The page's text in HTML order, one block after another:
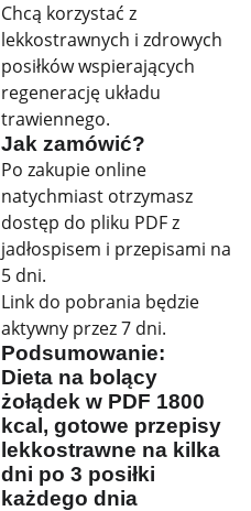
Chcą korzystać z
lekkostrawnych i zdrowych
posiłków wspierających
regenerację układu
trawiennego.
Jak zamówić?
Po zakupie online
natychmiast otrzymasz
dostęp do pliku PDF z
jadłospisem i przepisami na
5 dni.
Link do pobrania będzie
aktywny przez 7 dni.
Podsumowanie:
Dieta na bolący
żołądek w PDF 1800
kcal, gotowe przepisy
lekkostrawne na kilka
dni po 3 posiłki
każdego dnia